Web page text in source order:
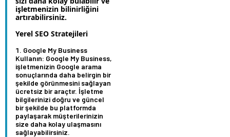
işletmenizin bilinirliğini
artırabilirsiniz.
Yerel SEO Stratejileri
Google My Business
Kullanın: Google My Business,
işletmenizin Google arama
sonuçlarında daha belirgin bir
şekilde görünmesini sağlayan
ücretsiz bir araçtır. İşletme
bilgilerinizi doğru ve güncel
bir şekilde bu platformda
paylaşarak müşterilerinizin
size daha kolay ulaşmasını
sağlayabilirsiniz.